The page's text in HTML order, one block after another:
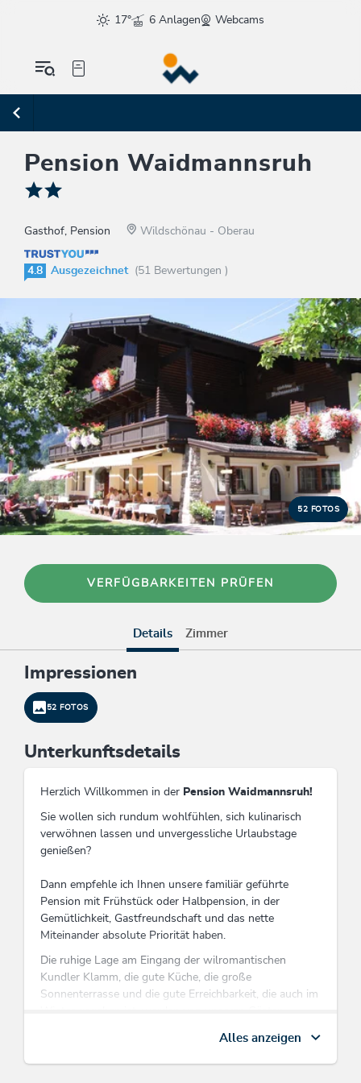
17° 6 Anlagen Webcams
Pension Waidmannsruh
Gasthof, Pension Wildschönau - Oberau
4.8 Ausgezeichnet (51 Bewertungen )
52 FOTOS
VERFÜGBARKEITEN PRÜFEN
Details Zimmer
Impressionen
52 FOTOS
Unterkunftsdetails
Herzlich Willkommen in der Pension Waidmannsruh!
Sie wollen sich rundum wohlfühlen, sich kulinarisch
verwöhnen lassen und unvergessliche Urlaubstage
genießen?
Dann empfehle ich Ihnen unsere familiär geführte
Pension mit Frühstück oder Halbpension, in der
Gemütlichkeit, Gastfreundschaft und das nette
Miteinander absolute Priorität haben.
Die ruhige Lage am Eingang der wilromantischen
Kundler Klamm, die gute Küche, die große
Sonnenterrasse und die gute Erreichbarkeit, die auch im
Alles anzeigen